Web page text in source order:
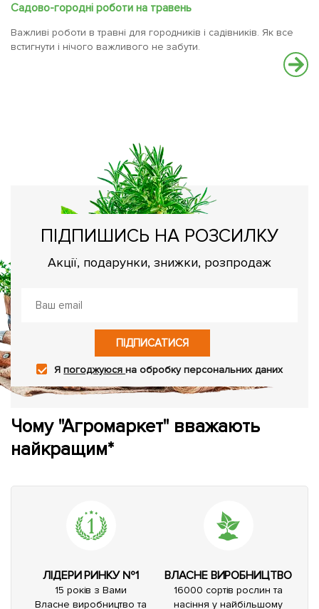
Садово-городні роботи на травень
Важливі роботи в травні для городників і садівників. Як все
встигнути і нічого важливого не забути.
ПІДПИШИСЬ НА РОЗСИЛКУ
Акції, подарунки, знижки, розпродаж
ПІДПИСАТИСЯ
Япогоджуюсяна обробку персональних даних
Чому "Агромаркет" вважають
найкращим*
ЛІДЕРИ РИНКУ №1
15 років з Вами
Власне виробництво та
ВЛАСНЕ ВИРОБНИЦТВО
16000 сортів рослин та
насіння у найбільшому